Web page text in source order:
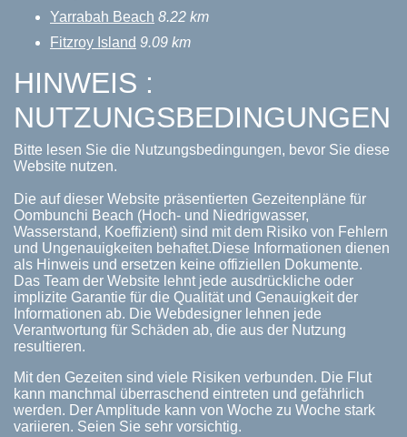
Yarrabah Beach 8.22 km
Fitzroy Island 9.09 km
HINWEIS :
NUTZUNGSBEDINGUNGEN
Bitte lesen Sie die Nutzungsbedingungen, bevor Sie diese
Website nutzen.
Die auf dieser Website präsentierten Gezeitenpläne für
Oombunchi Beach (Hoch- und Niedrigwasser,
Wasserstand, Koeffizient) sind mit dem Risiko von Fehlern
und Ungenauigkeiten behaftet.Diese Informationen dienen
als Hinweis und ersetzen keine offiziellen Dokumente.
Das Team der Website lehnt jede ausdrückliche oder
implizite Garantie für die Qualität und Genauigkeit der
Informationen ab. Die Webdesigner lehnen jede
Verantwortung für Schäden ab, die aus der Nutzung
resultieren.
Mit den Gezeiten sind viele Risiken verbunden. Die Flut
kann manchmal überraschend eintreten und gefährlich
werden. Der Amplitude kann von Woche zu Woche stark
variieren. Seien Sie sehr vorsichtig.